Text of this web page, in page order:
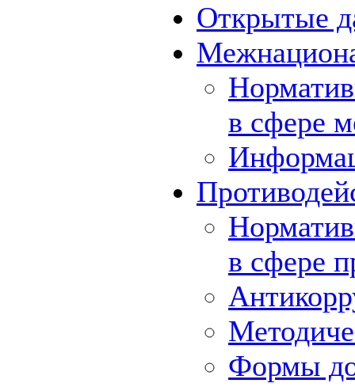
Открытые
в сфере
в сфере
Формы